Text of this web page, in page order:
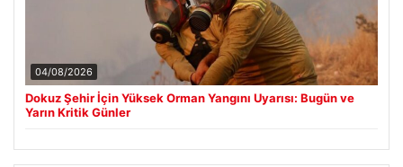
04/08/2026
Dokuz Şehir İçin Yüksek Orman Yangını Uyarısı: Bugün ve
Yarın Kritik Günler